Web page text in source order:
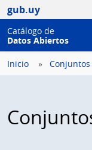
gub.uy
Catálogo de
Datos Abiertos
Inicio Conjuntos